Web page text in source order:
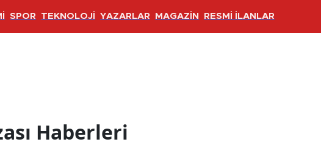
SPOR TEKNOLOJİ YAZARLAR MAGAZİN RESMİ İLANLAR
Haberleri